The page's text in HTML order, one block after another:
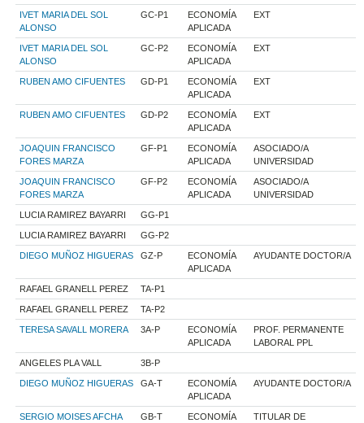
IVET MARIA DEL SOL
ALONSO
GC-P1
ECONOMÍA
APLICADA
EXT
IVET MARIA DEL SOL
ALONSO
GC-P2
ECONOMÍA
APLICADA
EXT
RUBEN AMO CIFUENTES GD-P1
ECONOMÍA
APLICADA
EXT
RUBEN AMO CIFUENTES GD-P2
ECONOMÍA
APLICADA
EXT
JOAQUIN FRANCISCO
FORES MARZA
GF-P1
ECONOMÍA
APLICADA
ASOCIADO/A
UNIVERSIDAD
JOAQUIN FRANCISCO
FORES MARZA
GF-P2
ECONOMÍA
APLICADA
ASOCIADO/A
UNIVERSIDAD
LUCIA RAMIREZ BAYARRI GG-P1
LUCIA RAMIREZ BAYARRI GG-P2
DIEGO MUÑOZ HIGUERAS GZ-P
ECONOMÍA
APLICADA
AYUDANTE DOCTOR/A
RAFAEL GRANELL PEREZ TA-P1
RAFAEL GRANELL PEREZ TA-P2
TERESA SAVALL MORERA 3A-P
ECONOMÍA
APLICADA
PROF. PERMANENTE
LABORAL PPL
ANGELES PLA VALL 3B-P
DIEGO MUÑOZ HIGUERAS GA-T
ECONOMÍA
APLICADA
AYUDANTE DOCTOR/A
SERGIO MOISES AFCHA
GB-T
ECONOMÍA
TITULAR DE